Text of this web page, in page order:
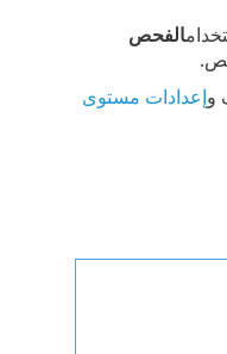
الفحص
إعدادات مستوى